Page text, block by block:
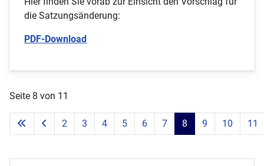
die Satzungsänderung:
PDF-Download
Seite 8 von 11
2 3 4 5 6 7 8 9 10 11